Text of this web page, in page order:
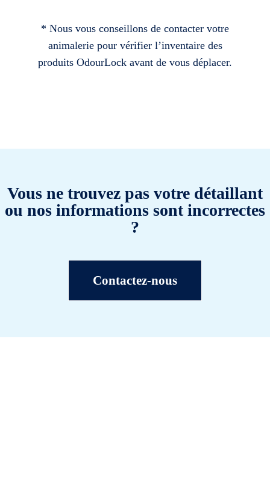
* Nous vous conseillons de contacter votre
animalerie pour vérifier l’inventaire des
produits OdourLock avant de vous déplacer.
Vous ne trouvez pas votre détaillant
ou nos informations sont incorrectes
?
Contactez-nous